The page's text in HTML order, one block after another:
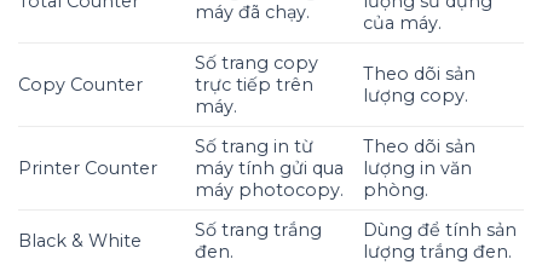
máy đã chạy.
của máy.
Copy Counter
Số trang copy
trực tiếp trên
máy.
Theo dõi sản
lượng copy.
Printer Counter
Số trang in từ
máy tính gửi qua
máy photocopy.
Theo dõi sản
lượng in văn
phòng.
Black & White
Số trang trắng
đen.
Dùng để tính sản
lượng trắng đen.